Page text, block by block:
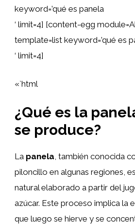
keyword=’qué es panela
‘ limit=4] [content-egg
template=list keyword=’qué es
‘ limit=4]
«`html
¿Qué es la
se produce?
La panela, también conocida
piloncillo en algunas regiones,
natural elaborado a partir del
azúcar. Este proceso implica la
que luego se hierve y se